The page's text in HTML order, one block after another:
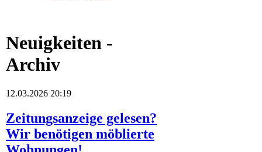
Neuigkeiten -
Archiv
12.03.2026 20:19
Zeitungsanzeige gelesen?
Wir benötigen möblierte